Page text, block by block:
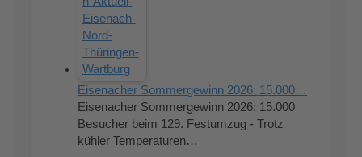
Eisenacher Sommergewinn 2026: 15.000…
Eisenacher Sommergewinn 2026: 15.000
Besucher beim 129. Festumzug - Trotz
kühler Temperaturen…